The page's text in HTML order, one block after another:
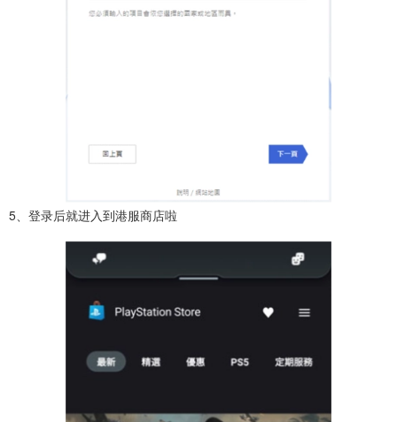
5、登录后就进入到港服商店啦